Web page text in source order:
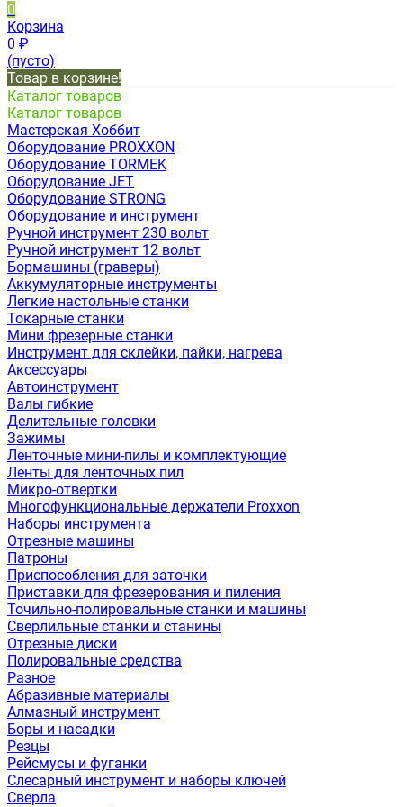
0
Корзина
0 ₽
(пусто)
Товар в корзине!
Каталог товаров
Каталог товаров
Мастерская Хоббит
Оборудование PROXXON
Оборудование TORMEK
Оборудование JET
Оборудование STRONG
Оборудование и инструмент
Ручной инструмент 230 вольт
Ручной инструмент 12 вольт
Бормашины (граверы)
Аккумуляторные инструменты
Легкие настольные станки
Токарные станки
Мини фрезерные станки
Инструмент для склейки, пайки, нагрева
Аксессуары
Автоинструмент
Валы гибкие
Делительные головки
Зажимы
Ленточные мини-пилы и комплектующие
Ленты для ленточных пил
Микро-отвертки
Многофункциональные держатели Proxxon
Наборы инструмента
Отрезные машины
Патроны
Приспособления для заточки
Приставки для фрезерования и пиления
Точильно-полировальные станки и машины
Сверлильные станки и станины
Отрезные диски
Полировальные средства
Разное
Абразивные материалы
Алмазный инструмент
Боры и насадки
Резцы
Рейсмусы и фуганки
Слесарный инструмент и наборы ключей
Сверла